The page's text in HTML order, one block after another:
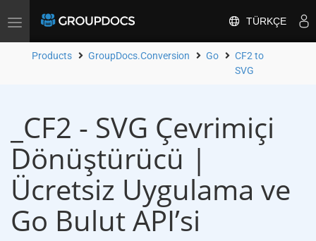
Toggle
TÜRKÇE
Products GroupDocs.Conversion Go
CF2 to
SVG
_CF2 - SVG Çevrimiçi
Dönüştürücü |
Ücretsiz Uygulama ve
Go Bulut API’si